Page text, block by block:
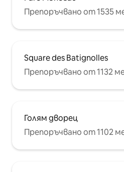
Препоръчвано от 1535
Square des Batignolles
Препоръчвано от 1132
Голям дворец
Препоръчвано от 1102